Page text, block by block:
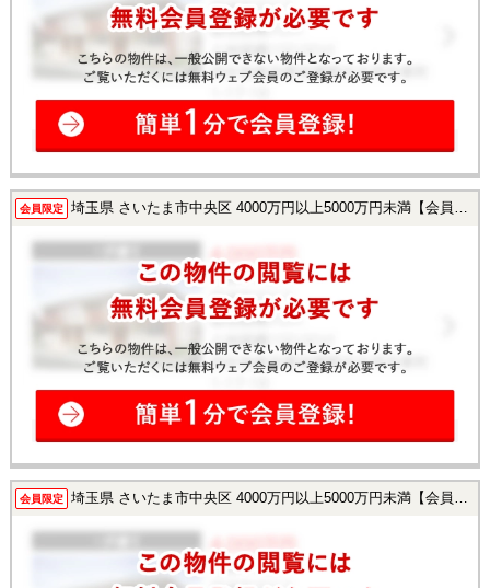
会員限定 埼玉県 さいたま市中央区 4000万円以上5000万円未満【会員様限定で公開中！】
会員限定 埼玉県 さいたま市中央区 4000万円以上5000万円未満【会員様限定で公開中！】